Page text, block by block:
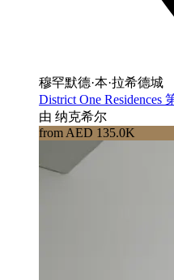
穆罕默德·本·拉希德城
District One Residences
由 纳克希尔
from AED 135.0K